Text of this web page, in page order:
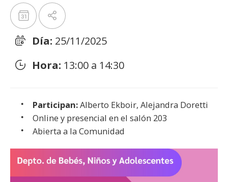
Día: 25/11/2025
Hora: 13:00 a 14:30
Participan:Alberto Ekboir, Alejandra Doretti
Online y presencial en el salón 203
Abierta a la Comunidad